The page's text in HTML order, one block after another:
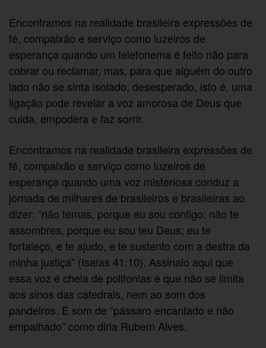
Encontramos na realidade brasileira expressões de
fé, compaixão e serviço como luzeiros de
esperança quando um telefonema é feito não para
cobrar ou reclamar, mas, para que alguém do outro
lado não se sinta isolado, desesperado, isto é, uma
ligação pode revelar a voz amorosa de Deus que
cuida, empodera e faz sorrir.
Encontramos na realidade brasileira expressões de
fé, compaixão e serviço como luzeiros de
esperança quando uma voz misteriosa conduz a
jornada de milhares de brasileiros e brasileiras ao
dizer: “não temas, porque eu sou contigo; não te
assombres, porque eu sou teu Deus; eu te
fortaleço, e te ajudo, e te sustento com a destra da
minha justiça” (Isaías 41:10). Assinalo aqui que
essa voz é cheia de polifonias e que não se limita
aos sinos das catedrais, nem ao som dos
pandeiros. É som de “pássaro encantado e não
empalhado” como diria Rubem Alves.